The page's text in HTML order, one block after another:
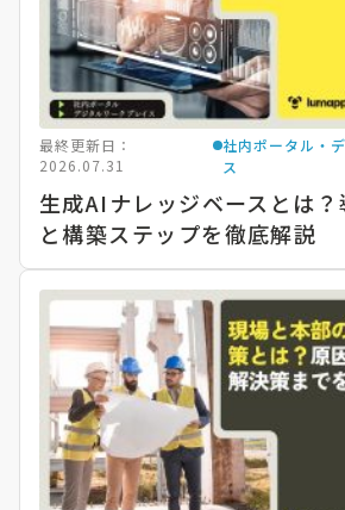
最終更新日：
2026.07.31
社内ポータル・
ス
生成AIナレッジベースとは？
と構築ステップを徹底解説